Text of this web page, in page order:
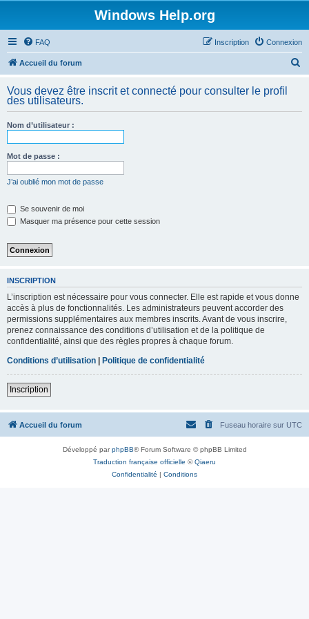
Windows Help.org
FAQ Connexion
Inscription
Accueil du forum
h
Vous devez être inscrit et connecté pour consulter le profil
des utilisateurs.
Nom d’utilisateur :
Mot de passe :
J’ai oublié mon mot de passe
Se souvenir de moi
Masquer ma présence pour cette session
INSCRIPTION
L’inscription est nécessaire pour vous connecter. Elle est rapide et vous donne
accès à plus de fonctionnalités. Les administrateurs peuvent accorder des
permissions supplémentaires aux membres inscrits. Avant de vous inscrire,
prenez connaissance des conditions d’utilisation et de la politique de
confidentialité, ainsi que des règles propres à chaque forum.
Conditions d’utilisation | Politique de confidentialité
Inscription
Accueil du forum Fuseau horaire sur UTC
Développé parphpBB® Forum Software © phpBB Limited
Traduction française officielle ©Qiaeru
Confidentialité | Conditions